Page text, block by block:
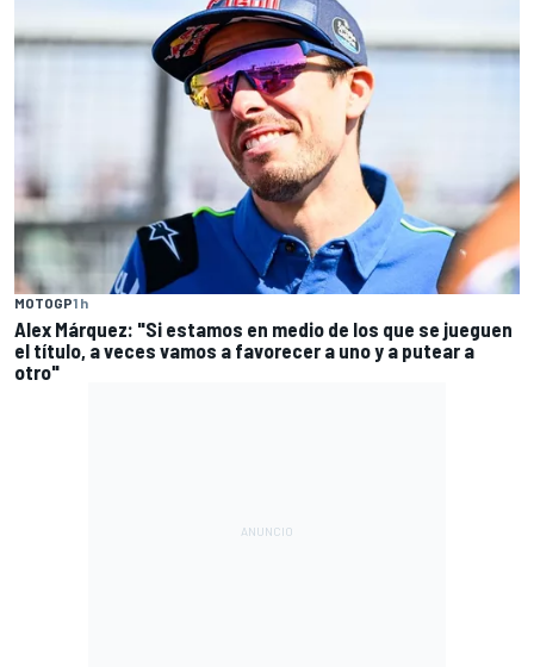
MOTOGP1 h
Alex Márquez: "Si estamos en medio de los que se jueguen
el título, a veces vamos a favorecer a uno y a putear a
otro"